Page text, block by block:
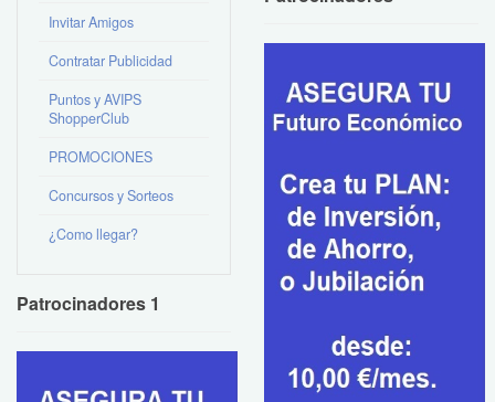
Invitar Amigos
Contratar Publicidad
Puntos y AVIPS
ShopperClub
PROMOCIONES
Concursos y Sorteos
¿Como llegar?
Patrocinadores 1